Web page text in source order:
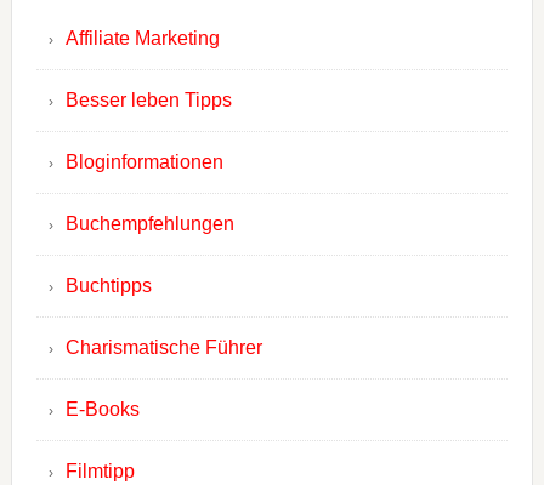
Affiliate Marketing
Besser leben Tipps
Bloginformationen
Buchempfehlungen
Buchtipps
Charismatische Führer
E-Books
Filmtipp